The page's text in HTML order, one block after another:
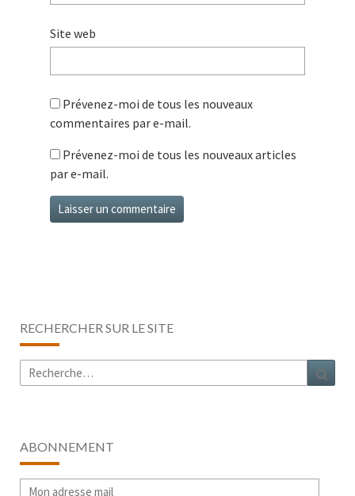
Site web
Prévenez-moi de tous les nouveaux
commentaires par e-mail.
Prévenez-moi de tous les nouveaux articles
par e-mail.
RECHERCHER SUR LE SITE
Rechercher :
ABONNEMENT
Mon